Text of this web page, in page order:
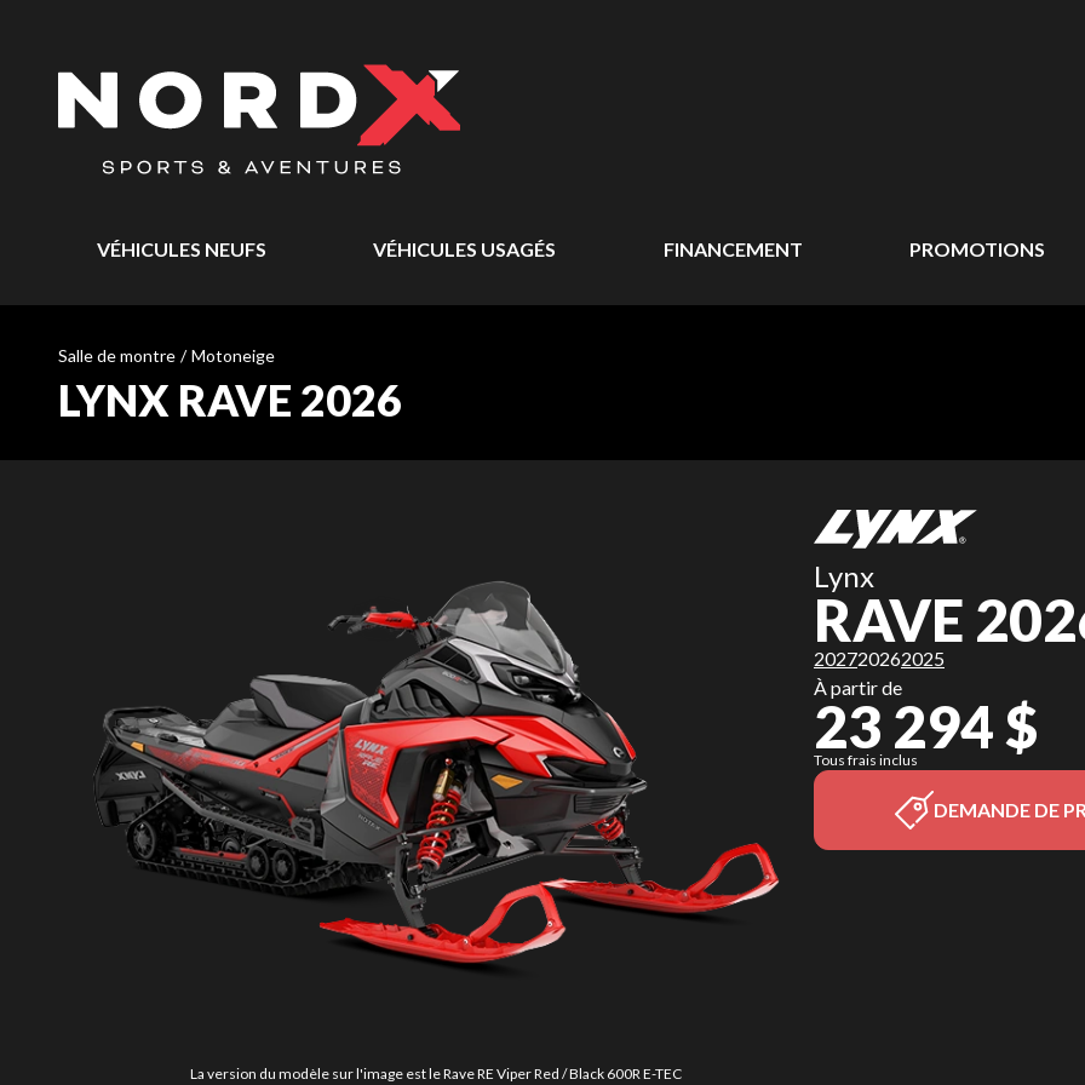
VÉHICULES NEUFS VÉHICULES USAGÉS FINANCEMENT PROMOTIONS
Salle de montre / Motoneige
LYNX RAVE 2026
La version du modèle sur l'image est le Rave RE Viper Red / Black 600R E-TEC
Lynx
RAVE
202720262025
À partir de
23 294 $
Tous frais inclus
DEMANDE DE